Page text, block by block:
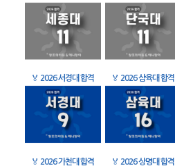
🏅 2026 서경대 합격 🏅 2026 삼육대 합격
🏅 2026 가천대 합격 🏅 2026 상명대 합격